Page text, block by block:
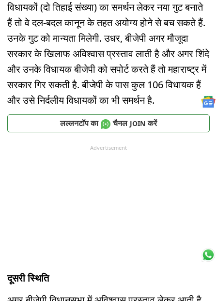
विधायकों (दो तिहाई संख्या) का समर्थन लेकर नया गुट बनाते
हैं तो वे दल-बदल कानून के तहत अयोग्य होने से बच सकते हैं.
उनके गुट को मान्यता मिलेगी. उधर, बीजेपी अगर मौजूदा
सरकार के खिलाफ अविश्वास प्रस्ताव लाती है और अगर शिंदे
और उनके विधायक बीजेपी को सपोर्ट करते हैं तो महाराष्ट्र में
सरकार गिर सकती है. बीजेपी के पास कुल 106 विधायक हैं
और उसे निर्दलीय विधायकों का भी समर्थन है.
लल्लनटॉप का चैनल JOIN करें
Advertisement
दूसरी स्थिति